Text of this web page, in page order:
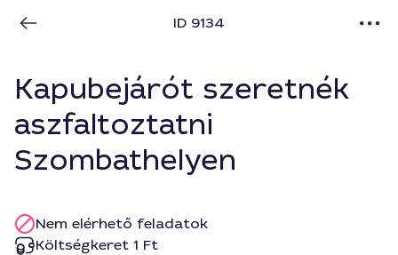
ID 9134
Kapubejárót szeretnék
aszfaltoztatni
Szombathelyen
Nem elérhető feladatok
Költségkeret 1 Ft